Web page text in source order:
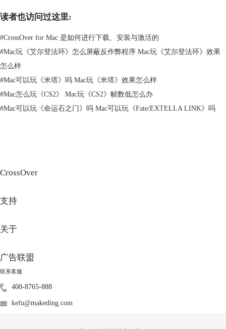
图2：CrossOver
直接互通。但通过技术手段，我们也能间接实现跨平台游戏体验。
苹果虽推出Mac Catalyst技术（可以让程序员将iPad应用移植至Mac），但
坏游戏平衡。
读者也访问过这里:
#CrossOver for Mac 是如何进行下载、安装与激活的
#Mac玩《艾尔登法环》怎么屏蔽反作弊程序 Mac玩《艾尔登法环》效果
怎么样
#Mac可以玩《米塔》吗 Mac玩《米塔》效果怎么样
#Mac怎么玩《CS2》 Mac玩《CS2》帧数低怎么办
#Mac可以玩《命运石之门》吗 Mac可以玩《Fate/EXTELLA LINK》吗
CrossOver
支持
关于
广告联盟
联系客服
400-8765-888
kefu@makeding.com